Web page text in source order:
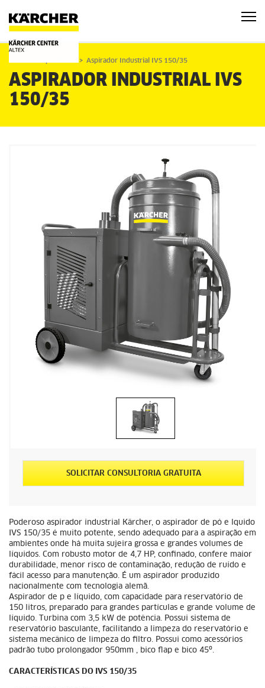
Aspirador Industrial IVS 150/35
ASPIRADOR INDUSTRIAL IVS
150/35
SOLICITAR CONSULTORIA GRATUITA
Poderoso aspirador industrial Kärcher, o aspirador de pó e lquido
IVS 150/35 é muito potente, sendo adequado para a aspiração em
ambientes onde há muita sujeira grossa e grandes volumes de
líquidos. Com robusto motor de 4,7 HP, confinado, confere maior
durabilidade, menor risco de contaminação, redução de ruído e
fácil acesso para manutenção. É um aspirador produzido
nacionalmente com tecnologia alemã.
Aspirador de p e líquido, com capacidade para reservatório de
150 litros, preparado para grandes partículas e grande volume de
líquido. Turbina com 3,5 kW de potência. Possui sistema de
reservatório basculante, facilitando a limpeza do reservatório e
sistema mecânico de limpeza do filtro. Possui como acessórios
padrão tubo prolongador 950mm , bico flap e bico 45º.
CARACTERÍSTICAS DO IVS 150/35